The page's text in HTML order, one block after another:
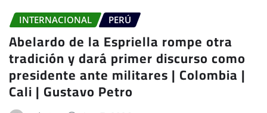
INTERNACIONAL PERÚ
Abelardo de la Espriella rompe otra
tradición y dará primer discurso como
presidente ante militares | Colombia |
Cali | Gustavo Petro